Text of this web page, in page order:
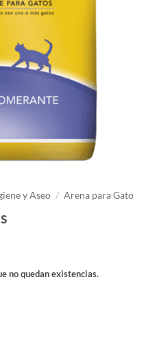
y Aseo / Arena para Gato
no quedan existencias.